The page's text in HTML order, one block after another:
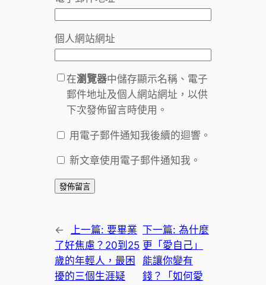
個人網站網址
在瀏覽器中儲存顯示名稱、電子
郵件地址及個人網站網址，以供
下次發佈留言時使用。
用電子郵件通知我後續的迴響。
新文章使用電子郵件通知我。
← 上一篇: 要畢業
了好焦慮？20到25
歲的年輕人，最困
擾的三個生涯疑
下一篇: 為什麼
更「愛自己」
能讓你變有
錢？「如何愛